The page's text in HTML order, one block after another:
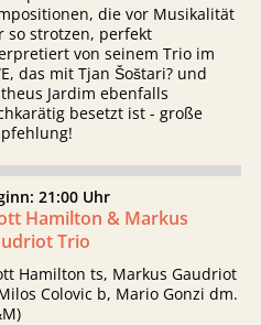
die vor Musikalität
so strotzen, perfekt
von seinem Trio im
das mit Tjan Šoštari? und
Jardim ebenfalls
besetzt ist - große
21:00 Uhr
Hamilton & Markus
Trio
Hamilton ts, Markus Gaudriot
Colovic b, Mario Gonzi dm.